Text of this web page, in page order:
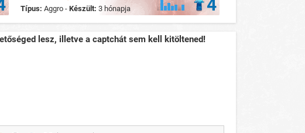
Típus: Aggro - Készült: 3 hónapja 4
lesz, illetve a captchát sem kell kitöltened!